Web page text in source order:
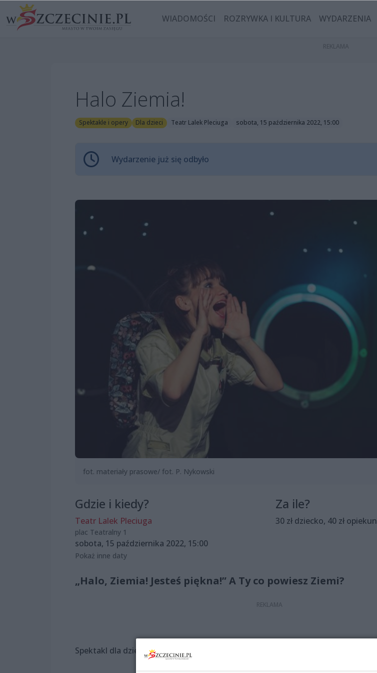
WIADOMOŚCI ROZRYWKA I KULTURA WYDARZENIA
Halo Ziemia!
Spektakle i opery Dla dzieci Teatr Lalek Pleciuga sobota, 15 października 2022, 15:00
Wydarzenie już się odbyło
fot. materiały prasowe/ fot. P. Nykowski
Gdzie i kiedy?
Teatr Lalek Pleciuga
plac Teatralny 1
sobota, 15 października 2022, 15:00
Za ile?
30 zł dziecko, 40 zł opiekun
Pokaż inne daty
„Halo, Ziemia! Jesteś piękna!” A Ty co powiesz Ziemi?
Spektakl dla dzieci od 3. roku życia.